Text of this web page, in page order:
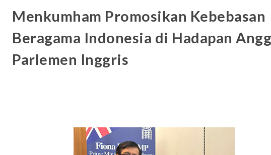
Menkumham Promosikan Kebebasan
Beragama Indonesia di Hadapan
Parlemen Inggris